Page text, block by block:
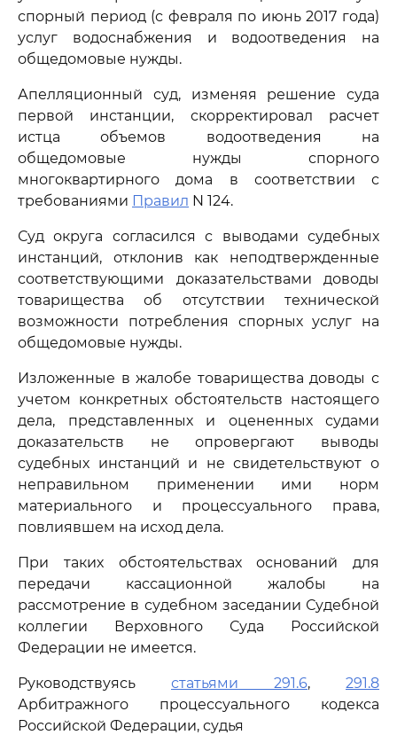
спорный период (с февраля по июнь 2017 года)
услуг водоснабжения и водоотведения на
общедомовые нужды.
Апелляционный суд, изменяя решение суда
первой инстанции, скорректировал расчет
истца объемов водоотведения на
общедомовые нужды спорного
многоквартирного дома в соответствии с
требованиями Правил N 124.
Суд округа согласился с выводами судебных
инстанций, отклонив как неподтвержденные
соответствующими доказательствами доводы
товарищества об отсутствии технической
возможности потребления спорных услуг на
общедомовые нужды.
Изложенные в жалобе товарищества доводы с
учетом конкретных обстоятельств настоящего
дела, представленных и оцененных судами
доказательств не опровергают выводы
судебных инстанций и не свидетельствуют о
неправильном применении ими норм
материального и процессуального права,
повлиявшем на исход дела.
При таких обстоятельствах оснований для
передачи кассационной жалобы на
рассмотрение в судебном заседании Судебной
коллегии Верховного Суда Российской
Федерации не имеется.
Руководствуясь статьями 291.6, 291.8
Арбитражного процессуального кодекса
Российской Федерации, судья